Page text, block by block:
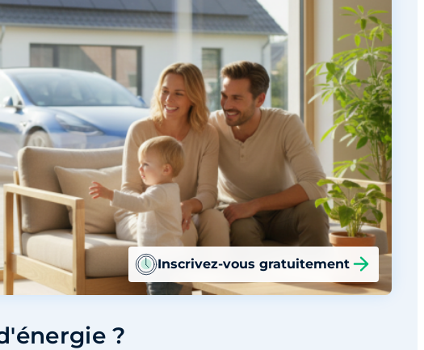
Inscrivez-vous gratuitement
?